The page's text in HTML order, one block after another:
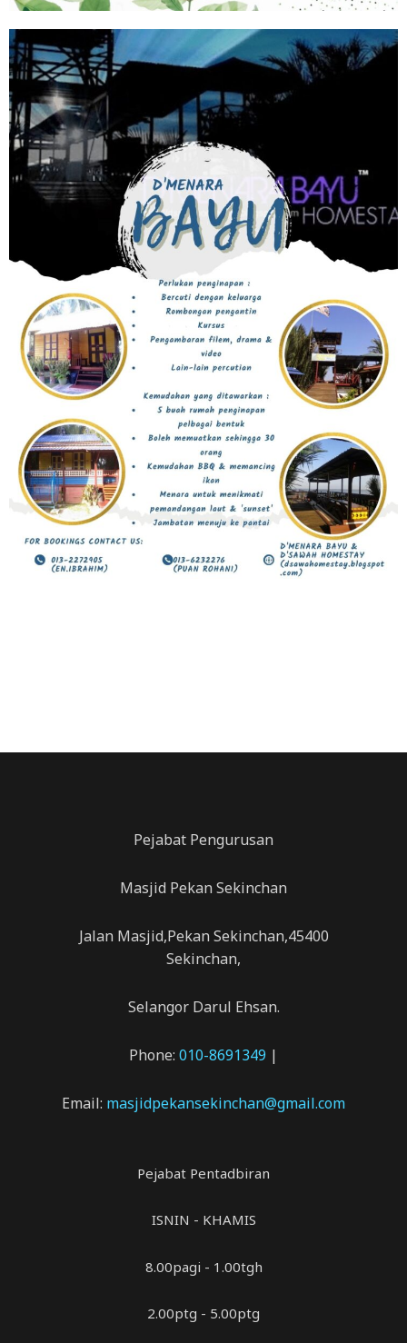
Pejabat Pengurusan
Masjid Pekan Sekinchan
Jalan Masjid,Pekan Sekinchan,45400
Sekinchan,
Selangor Darul Ehsan.
Phone: 010-8691349 |
Email: masjidpekansekinchan@gmail.com
Pejabat Pentadbiran
ISNIN - KHAMIS
8.00pagi - 1.00tgh
2.00ptg - 5.00ptg